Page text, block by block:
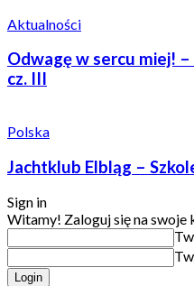
Aktualności
Odwagę w sercu miej!
cz. III
Polska
Jachtklub Elbląg –
Sign in
Witamy! Zaloguj się na swoje